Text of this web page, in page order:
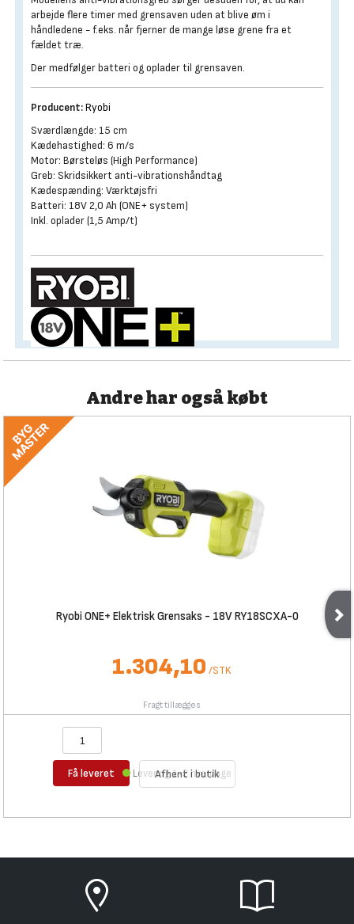
arbejde flere timer med grensaven uden at blive øm i
håndledene - f.eks. når fjerner de mange løse grene fra et
fældet træ.
Der medfølger batteri og oplader til grensaven.
Producent:Ryobi
Sværdlængde: 15 cm
Kædehastighed: 6 m/s
Motor: Børsteløs (High Performance)
Greb: Skridsikkert anti-vibrationshåndtag
Kædespænding: Værktøjsfri
Batteri: 18V 2,0 Ah (ONE+ system)
Inkl. oplader (1,5 Amp/t)
Andre har også købt
Ryobi ONE+ Elektrisk Grensaks - 18V RY18SCXA-0
1.304,10 /STK
Fragt tillægges
Få leveret Afhent i butik
Levering 1-2 hverdage